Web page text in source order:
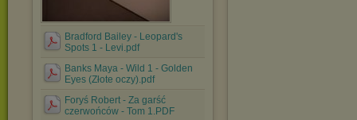
Bradford Bailey - Leopard's
Spots 1 - Levi.pdf
Banks Maya - Wild 1 - Golden
Eyes (Złote oczy).pdf
Foryś Robert - Za garść
czerwońców - Tom 1.PDF